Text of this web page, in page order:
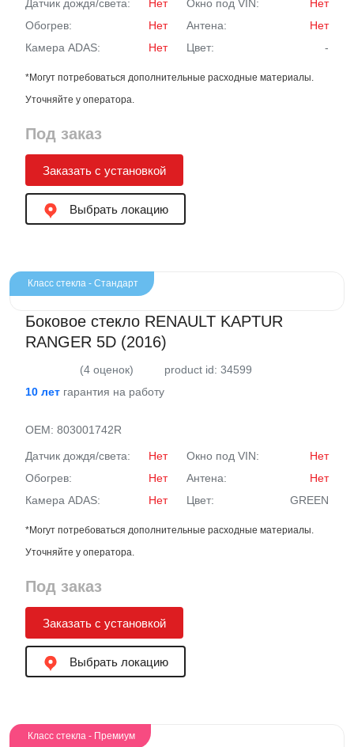
Датчик дождя/света: Нет Окно под VIN:
Нет
Обогрев:
Нет Антена:
Нет
Камера ADAS:
Нет Цвет: -
*Могут потребоваться дополнительные расходные материалы.
Уточняйте у оператора.
Под заказ
Заказать с установкой
Выбрать локацию
Класс стекла - Стандарт
Боковое стекло RENAULT KAPTUR
RANGER 5D (2016)
(4 оценок)
product id: 34599
10 лет гарантия на работу
OEM: 803001742R
Датчик дождя/света: Нет Окно под VIN:
Нет
Обогрев:
Нет Антена:
Нет
Камера ADAS:
Нет Цвет: GREEN
*Могут потребоваться дополнительные расходные материалы.
Уточняйте у оператора.
Под заказ
Заказать с установкой
Выбрать локацию
Класс стекла - Премиум